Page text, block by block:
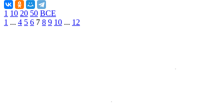
1 10 20 50 ВСЕ
1 ... 4 5 6 7 8 9 10 ... 12